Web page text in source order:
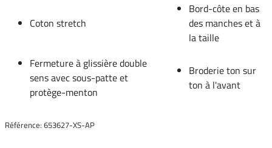
Coton stretch
Bord-côte en bas
des manches et à
la taille
Fermeture à glissière double
sens avec sous-patte et
protège-menton
Broderie ton sur
ton à l'avant
Référence: 653627-XS-AP